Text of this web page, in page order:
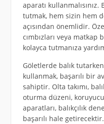
aparatı kullanmalısınız.
tutmak, hem sizin hem
açısından önemlidir.
cımbızları veya matkap
kolayca tutmanıza
Göletlerde balık
kullanmak, başarılı bir
sahiptir. Olta takımı,
oturma düzeni,
aparatları, balıkçılık
başarılı hale